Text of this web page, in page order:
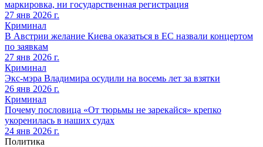
маркировка, ни государственная регистрация
27 янв 2026 г.
Криминал
В Австрии желание Киева оказаться в ЕС назвали концертом
по заявкам
27 янв 2026 г.
Криминал
Экс-мэра Владимира осудили на восемь лет за взятки
26 янв 2026 г.
Криминал
Почему пословица «От тюрьмы не зарекайся» крепко
укоренилась в наших судах
24 янв 2026 г.
Политика